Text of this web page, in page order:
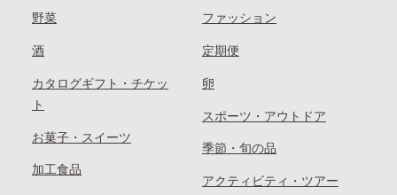
野菜
酒
カタログギフト・チケッ
ト
お菓子・スイーツ
加工食品
ファッション
定期便
卵
スポーツ・アウトドア
季節・旬の品
アクティビティ・ツアー